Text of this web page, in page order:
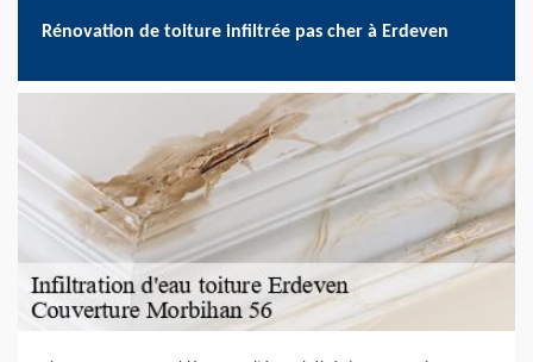
Rénovation de toiture infiltrée pas cher à Erdeven